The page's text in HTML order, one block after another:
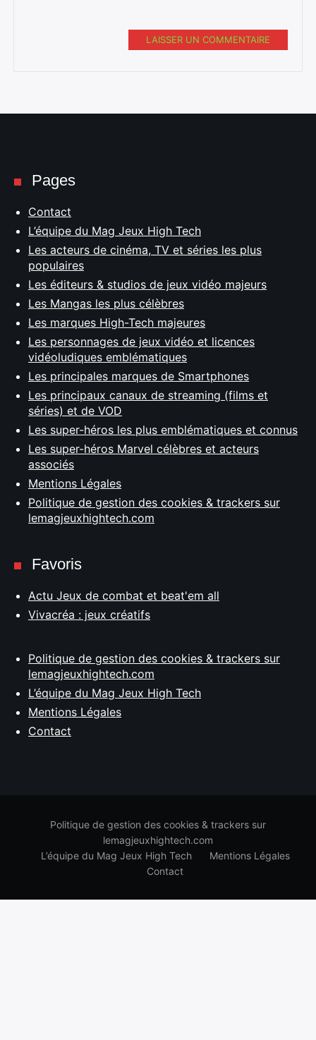
LAISSER UN COMMENTAIRE
Pages
Contact
L’équipe du Mag Jeux High Tech
Les acteurs de cinéma, TV et séries les plus
populaires
Les éditeurs & studios de jeux vidéo majeurs
Les Mangas les plus célèbres
Les marques High-Tech majeures
Les personnages de jeux vidéo et licences
vidéoludiques emblématiques
Les principales marques de Smartphones
Les principaux canaux de streaming (films et
séries) et de VOD
Les super-héros les plus emblématiques et connus
Les super-héros Marvel célèbres et acteurs
associés
Mentions Légales
Politique de gestion des cookies & trackers sur
lemagjeuxhightech.com
Favoris
Actu Jeux de combat et beat'em all
Vivacréa : jeux créatifs
Politique de gestion des cookies & trackers sur
lemagjeuxhightech.com
L’équipe du Mag Jeux High Tech
Mentions Légales
Contact
Politique de gestion des cookies & trackers sur
lemagjeuxhightech.com
L’équipe du Mag Jeux High Tech
Mentions Légales
Contact